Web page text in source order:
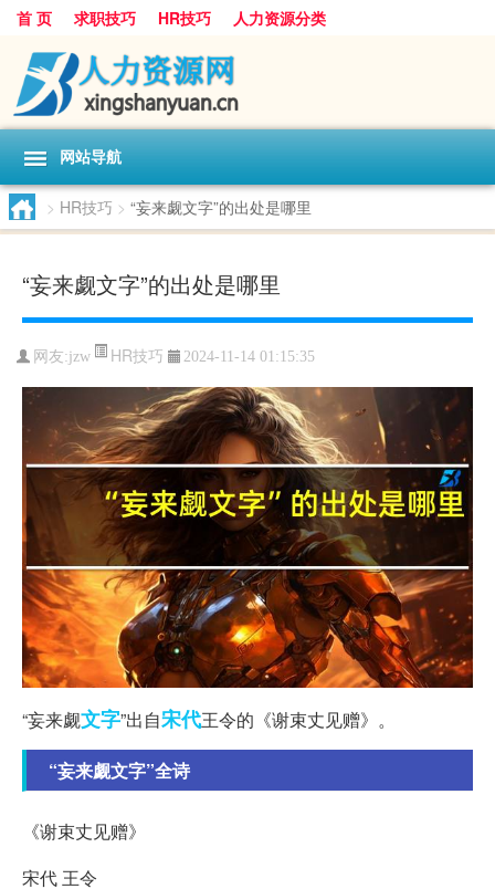
首 页 求职技巧 HR技巧 人力资源分类
网站导航
> HR技巧 > “妄来觑文字”的出处是哪里
“妄来觑文字”的出处是哪里
网友:jzw HR技巧 2024-11-14 01:15:35
“妄来觑文字”出自宋代王令的《谢束丈见赠》。
“妄来觑文字”全诗
《谢束丈见赠》
宋代 王令